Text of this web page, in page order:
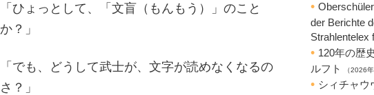
「ひょっとして、「文盲（もんもう）」のこと
か？」
「でも、どうして武士が、文字が読めなくなるの
さ？」